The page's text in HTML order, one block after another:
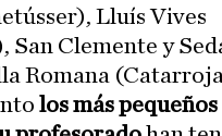
Lluís Vives
San Clemente y
Romana
los más